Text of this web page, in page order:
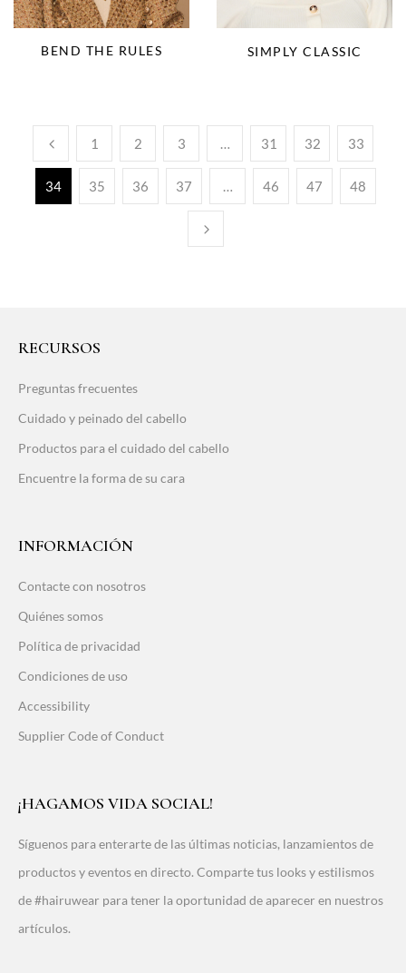
BEND THE RULES SIMPLY CLASSIC
1 2 3 31 32 33
34 35 36 37 46 47 48
RECURSOS
Preguntas frecuentes
Cuidado y peinado del cabello
Productos para el cuidado del cabello
Encuentre la forma de su cara
INFORMACIÓN
Contacte con nosotros
Quiénes somos
Política de privacidad
Condiciones de uso
Accessibility
Supplier Code of Conduct
¡HAGAMOS VIDA SOCIAL!
Síguenos para enterarte de las últimas noticias, lanzamientos de
productos y eventos en directo. Comparte tus looks y estilismos
de #hairuwear para tener la oportunidad de aparecer en nuestros
artículos.